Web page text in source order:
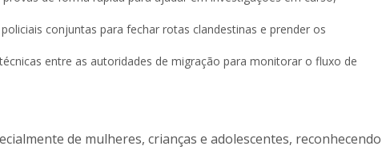
conjuntas para fechar rotas clandestinas e prender os
entre as autoridades de migração para monitorar o fluxo de
de mulheres, crianças e adolescentes, reconhecendo